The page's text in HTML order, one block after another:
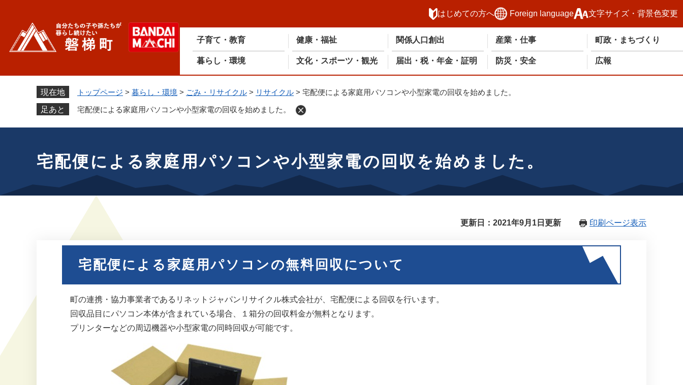
はじめての方へ Foreign language 文字サイズ・背景色変更
子育て・教育 健康・福祉 関係人口創出 産業・仕事 町政・まちづくり
暮らし・環境 文化・スポーツ・観光 届出・税・年金・証明 防災・安全 広報
現在地 トップページ > 暮らし・環境 > ごみ・リサイクル > リサイクル > 宅配便による家庭用パソコンや小型家電の回収を始めました。
足あと
宅配便による家庭用パソコンや小型家電の回収を始めました。
宅配便による家庭用パソコンや小型家電の回収を始めました。
更新日：2021年9月1日更新 印刷ページ表示
宅配便による家庭用パソコンの無料回収について
町の連携・協力事業者であるリネットジャパンリサイクル株式会社が、宅配便による回収を行います。
回収品目にパソコン本体が含まれている場合、１箱分の回収料金が無料となります。
プリンターなどの周辺機器や小型家電の同時回収が可能です。